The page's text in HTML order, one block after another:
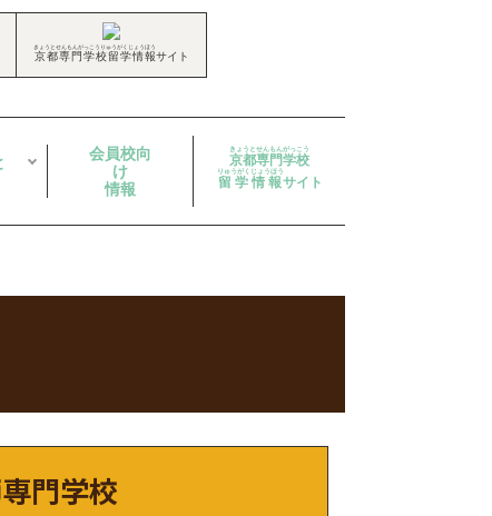
京都専門学校留学情報
きょうとせんもんがっこうりゅうがくじょうほう
サイト
会員校向
け
情報
京都専門学校
きょうとせんもんがっこう
留学情報
りゅうがくじょうほう
サイト
門学校